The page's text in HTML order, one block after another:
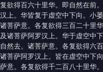
复欲得百六十里华。即自然在前
汉上。华皆复于虚空中下向。小
诸菩萨意。各复欲得三百二十里
及诸菩萨阿罗汉上。华于虚空中
自然去。诸菩萨意。各复欲得六
诸菩萨阿罗汉上。皆在虚空中下
萨意。各复欲得千二百八十里华